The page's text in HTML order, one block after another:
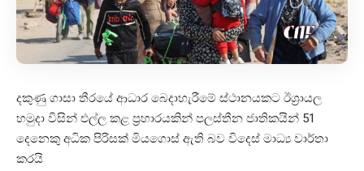
දකුණු ගාසා තීරයේ ආධාර බෙදාහැරීමේ ස්ථානයකට ඊශ්‍රායල
හමුදා විසින් එල්ල කළ ප්‍රහාරයකින් පලස්තීන ජාතිකයින් 51
දෙනෙකු අධික පිරිසක් මියගොස් ඇති බව විදෙස් මාධ්‍ය වාර්තා
කරයි